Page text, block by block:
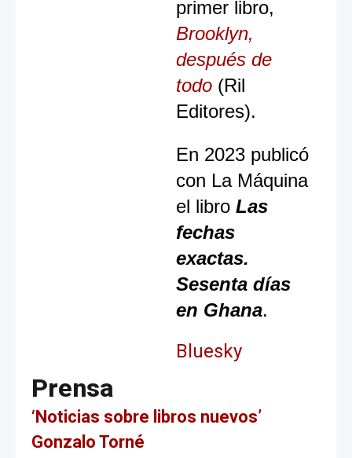
primer libro,
Brooklyn,
después de
todo (Ril
Editores).
En 2023 publicó
con La Máquina
el libro Las
fechas
exactas.
Sesenta días
en Ghana.
Bluesky
Prensa
‘Noticias sobre libros nuevos’
Gonzalo Torné